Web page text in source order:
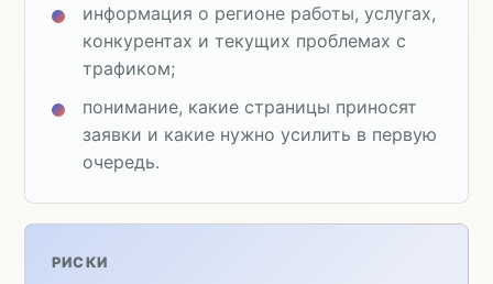
информация о регионе работы, услугах,
конкурентах и текущих проблемах с
трафиком;
понимание, какие страницы приносят
заявки и какие нужно усилить в первую
очередь.
РИСКИ